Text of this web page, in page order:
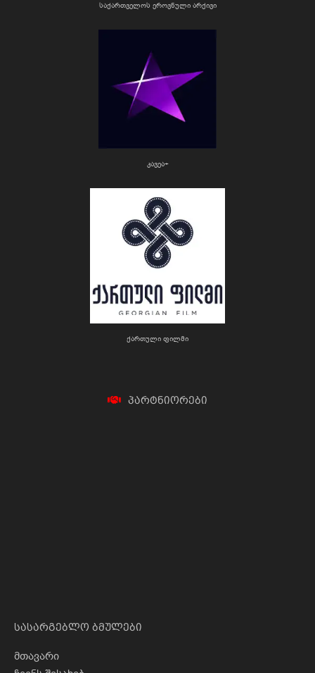
საქართველოს ეროვნული არქივი
კავეა+
ქართული ფილმი
პარტნიორები
სასარგებლო ბმულები
მთავარი